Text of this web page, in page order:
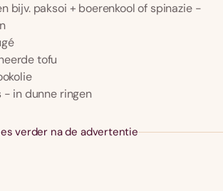
bijv. paksoi + boerenkool of spinazie -
tofu
in dunne ringen
verder na de advertentie